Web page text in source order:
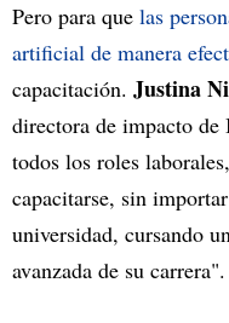
Pero para que las
artificial de manera
capacitación. Justina
directora de impacto
todos los roles
capacitarse, sin
universidad, cursando
avanzada de su carrera".